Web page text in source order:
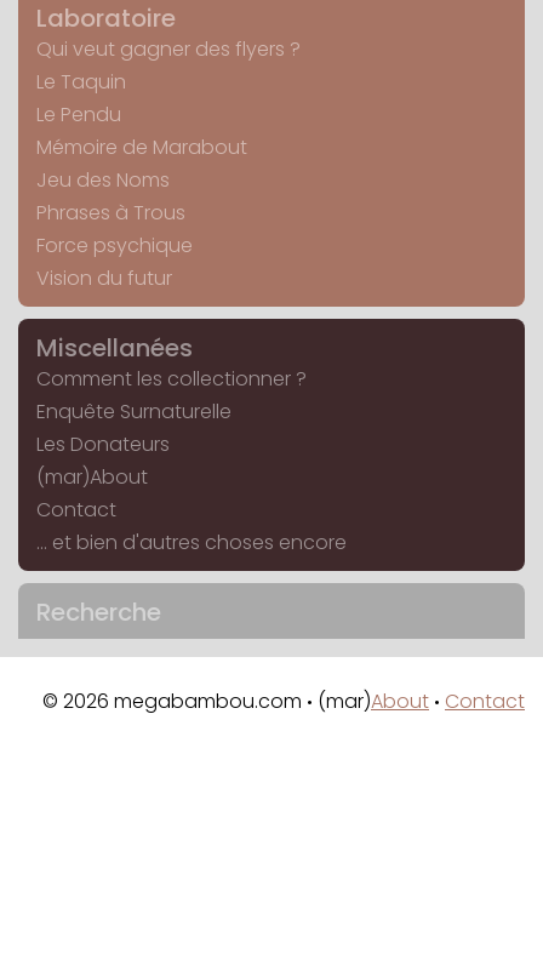
Laboratoire
Qui veut gagner des flyers ?
Le Taquin
Le Pendu
Mémoire de Marabout
Jeu des Noms
Phrases à Trous
Force psychique
Vision du futur
Miscellanées
Comment les collectionner ?
Enquête Surnaturelle
Les Donateurs
(mar)About
Contact
... et bien d'autres choses encore
Recherche
© 2026 megabambou.com • (mar)About • Contact